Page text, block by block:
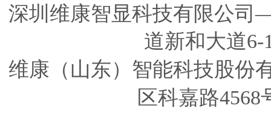
深圳维康智显科技有限公
道新和大道6-
维康（山东）智能科技股
区科嘉路